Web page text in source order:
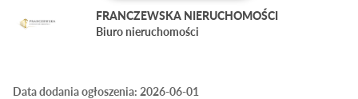
FRANCZEWSKA NIERUCHOMOŚCI
Biuro nieruchomości
Data dodania ogłoszenia: 2026-06-01